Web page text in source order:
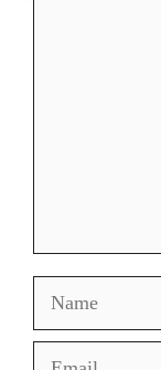
Name
Email